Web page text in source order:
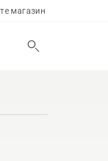
магазин